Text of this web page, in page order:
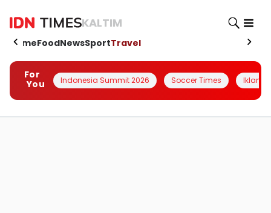
KALTIM
HomeFoodNewsSportTravel
For
You
Indonesia Summit 2026 Soccer Times Iklanin